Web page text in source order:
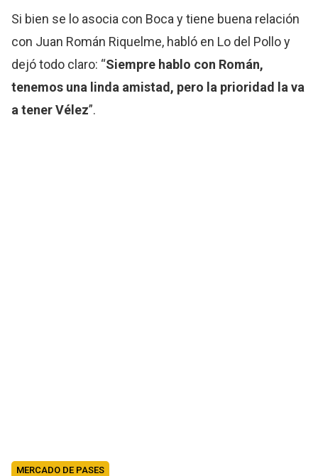
Si bien se lo asocia con Boca y tiene buena relación
con Juan Román Riquelme, habló en Lo del Pollo y
dejó todo claro: “Siempre hablo con Román,
tenemos una linda amistad, pero la prioridad la va
a tener Vélez”.
MERCADO DE PASES